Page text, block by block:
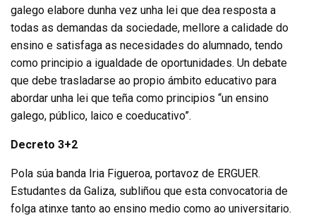
galego elabore dunha vez unha lei que dea resposta a
todas as demandas da sociedade, mellore a calidade do
ensino e satisfaga as necesidades do alumnado, tendo
como principio a igualdade de oportunidades. Un debate
que debe trasladarse ao propio ámbito educativo para
abordar unha lei que teña como principios “un ensino
galego, público, laico e coeducativo”.
Decreto 3+2
Pola súa banda Iria Figueroa, portavoz de ERGUER.
Estudantes da Galiza, subliñou que esta convocatoria de
folga atinxe tanto ao ensino medio como ao universitario.